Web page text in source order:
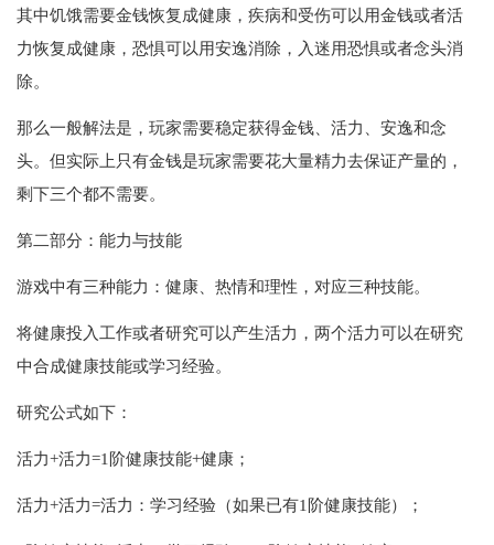
其中饥饿需要金钱恢复成健康，疾病和受伤可以用金钱或者活
力恢复成健康，恐惧可以用安逸消除，入迷用恐惧或者念头消
除。
那么一般解法是，玩家需要稳定获得金钱、活力、安逸和念
头。但实际上只有金钱是玩家需要花大量精力去保证产量的，
剩下三个都不需要。
第二部分：能力与技能
游戏中有三种能力：健康、热情和理性，对应三种技能。
将健康投入工作或者研究可以产生活力，两个活力可以在研究
中合成健康技能或学习经验。
研究公式如下：
活力+活力=1阶健康技能+健康；
活力+活力=活力：学习经验（如果已有1阶健康技能）；